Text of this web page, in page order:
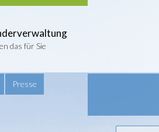
das für Sie
Presse